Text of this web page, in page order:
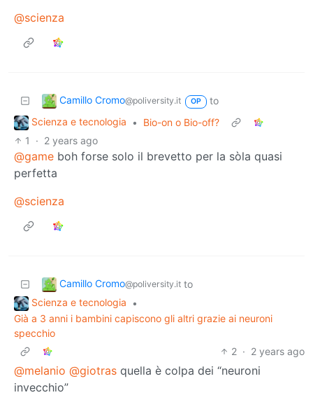
@scienza
Camillo Cromo@poliversity.it OP
to
Scienza e tecnologia
•
Bio-on o Bio-off?
1
· 2 years ago
@game boh forse solo il brevetto per la sòla quasi
perfetta
@scienza
Camillo Cromo@poliversity.it to
Scienza e tecnologia
•
Già a 3 anni i bambini capiscono gli altri grazie ai neuroni
specchio
2 · 2 years ago
@melanio @giotras quella è colpa dei “neuroni
invecchio”